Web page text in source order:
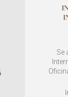
Se